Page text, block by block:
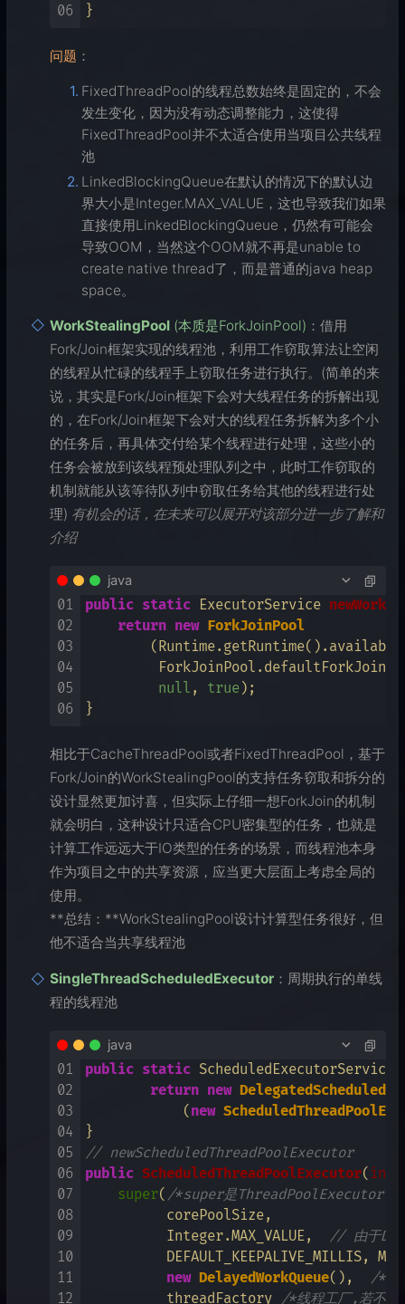
06
问题 ：
FixedThreadPool的线程总数始终是固定的，不会
发生变化，因为没有动态调整能力，这使得
FixedThreadPool并不太适合使用当项目公共线程
池
LinkedBlockingQueue在默认的情况下的默认边
界大小是Integer.MAX_VALUE，这也导致我们如果
直接使用LinkedBlockingQueue，仍然有可能会
导致OOM，当然这个OOM就不再是unable to
create native thread了，而是普通的java heap
space。
WorkStealingPool (本质是ForkJoinPool) ：借用
Fork/Join框架实现的线程池，利用工作窃取算法让空闲
的线程从忙碌的线程手上窃取任务进行执行。(简单的来
说，其实是Fork/Join框架下会对大线程任务的拆解出现
的，在Fork/Join框架下会对大的线程任务拆解为多个小
的任务后，再具体交付给某个线程进行处理，这些小的
任务会被放到该线程预处理队列之中，此时工作窃取的
机制就能从该等待队列中窃取任务给其他的线程进行处
理) 有机会的话，在未来可以展开对该部分进一步了解和
介绍
java
01
02
03
04
05
06
public static ExecutorService
return new ForkJoinPool
null , true);
相比于CacheThreadPool或者FixedThreadPool，基于
Fork/Join的WorkStealingPool的支持任务窃取和拆分的
设计显然更加讨喜，但实际上仔细一想ForkJoin的机制
就会明白，这种设计只适合CPU密集型的任务，也就是
计算工作远远大于IO类型的任务的场景，而线程池本身
作为项目之中的共享资源，应当更大层面上考虑全局的
使用。
**总结：**WorkStealingPool设计计算型任务很好，但
他不适合当共享线程池
SingleThreadScheduledExecutor ：周期执行的单线
程的线程池
java
01
02
03
04
05
06
07
08
09
10
11
12
public static ScheduledExecutorService
return new
            (
new
// newScheduledThreadPoolExecutor
public ScheduledThreadPoolExecutor( int
super( /*super是ThreadPoolExecutor*/
          corePoolSize,
          Integer.MAX_VALUE,
// 由于
DEFAULT_KEEPALIVE_MILLIS,
new DelayedWorkQueue(), /*
          threadFactory
/*线程工厂,若不